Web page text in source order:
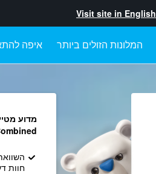
Visit site in English
המלונות הזולים ביותר איפה
מדוע
חוות